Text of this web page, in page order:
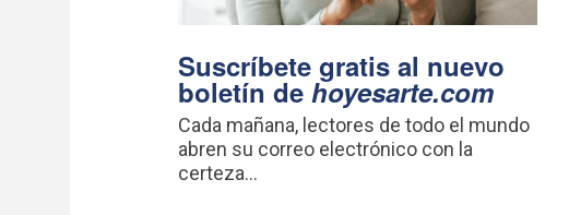
Suscríbete gratis al nuevo
boletín de hoyesarte.com
Cada mañana, lectores de todo el mundo
abren su correo electrónico con la
certeza...